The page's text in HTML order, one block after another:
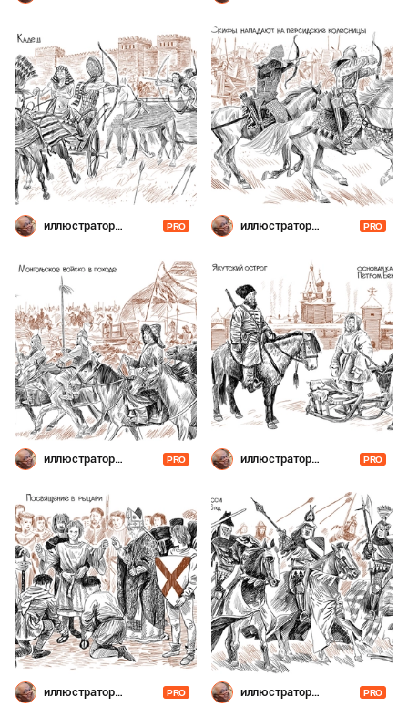
иллюстратор
PRO
иллюстратор
PRO
иллюстратор
PRO
иллюстратор
PRO
иллюстратор
PRO
иллюстратор
PRO